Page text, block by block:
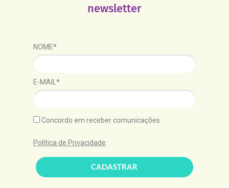
newsletter
NOME*
E-MAIL*
Concordo em receber comunicações.
Política de Privacidade
CADASTRAR